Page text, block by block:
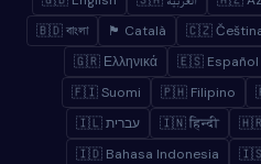
🇧🇩 বাংলা
🏴 Català 🇨🇿
🇬🇷 Ελληνικά
🇪🇸 Español
🇫🇮 Suomi
🇵🇭 Filipino
🇮🇱 עברית
🇮🇳 हिन्दी 🇭🇷
🇮🇩 Bahasa Indonesia
🇮🇸